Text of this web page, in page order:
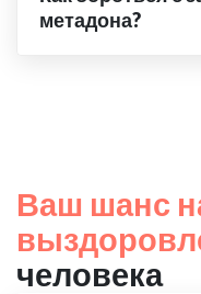
метадона?
Ваш шанс
человека